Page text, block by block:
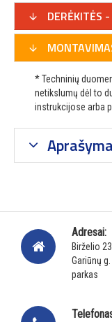
DERĖKITĖS
* Techninių
netikslumų dėl to
instrukcijose arba
Adresai:
Birželio
Gariūnų
parkas